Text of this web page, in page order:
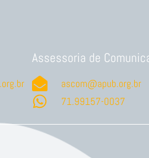
Assessoria de
ascom@apub.org.br
71.99157-0037